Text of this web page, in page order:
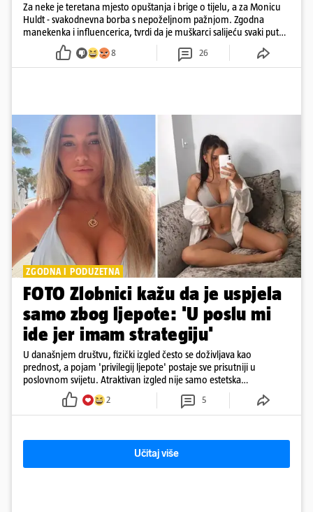
Za neke je teretana mjesto opuštanja i brige o tijelu, a za Monicu
Huldt - svakodnevna borba s nepoželjnom pažnjom. Zgodna
manekenka i influencerica, tvrdi da je muškarci salijeću svaki put
kad dođe na trening
8 26
ZGODNA I PODUZETNA
FOTO Zlobnici kažu da je uspjela
samo zbog ljepote: 'U poslu mi
ide jer imam strategiju'
U današnjem društvu, fizički izgled često se doživljava kao
prednost, a pojam 'privilegij ljepote' postaje sve prisutniji u
poslovnom svijetu. Atraktivan izgled nije samo estetska
karakteristika
2 5
Učitaj više